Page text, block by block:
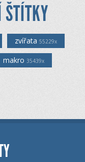
ŠTÍTKY
zvířata 55229x
makro 35439x